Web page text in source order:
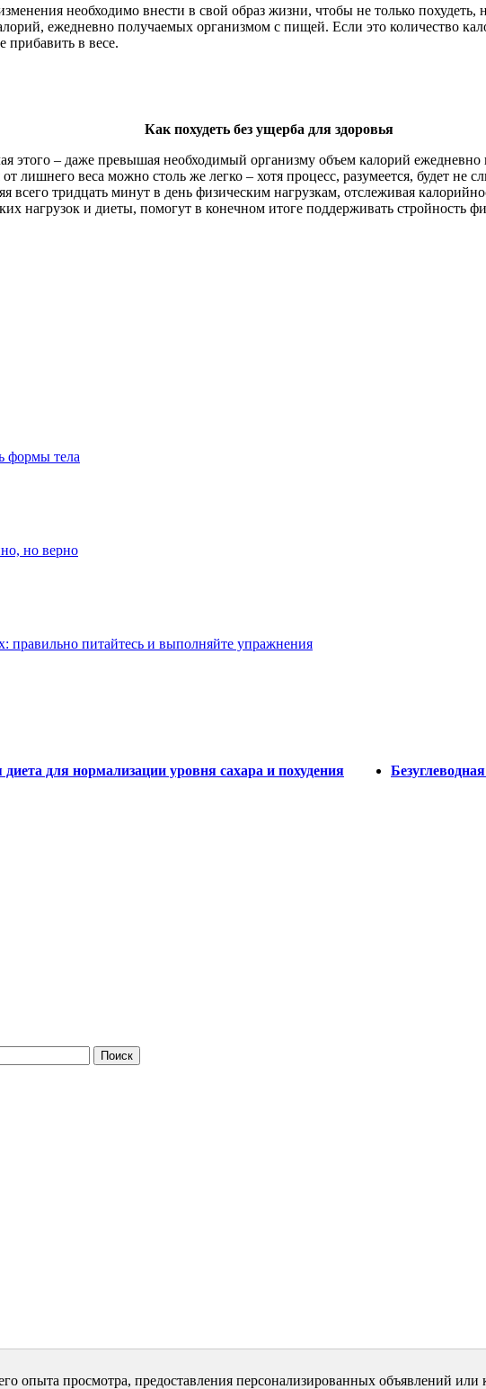
необходимо внести в свой образ жизни, чтобы не только
ежедневно получаемых организмом с пищей. Если это количество
прибавить в весе.
Как похудеть без ущерба для здоровья
этого – даже превышая необходимый организму объем калорий ежедневно
лишнего веса можно столь же легко – хотя процесс, разумеется, будет
всего тридцать минут в день физическим нагрузкам, отслеживая
нагрузок и диеты, помогут в конечном итоге поддерживать стройность
формы тела
но верно
правильно питайтесь и выполняйте упражнения
для нормализации уровня сахара и похудения
опыта просмотра, предоставления персонализированных объявлений